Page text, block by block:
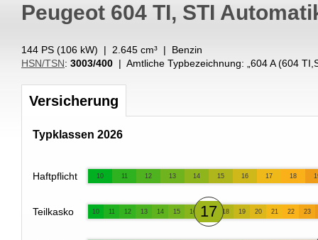
Peugeot 604 TI, STI
144 PS (106 kW) | 2.645 cm³ | Benzin
HSN/TSN: 3003/400 | Amtliche Typbezeichnung: „ 604 A (604
Versicherung
Typklassen 2026
Haftpflicht 10 11 12 13 14 15 16 17 18
Teilkasko 10 11 12 13 14 15 16 17 18 19 20 21 22 23